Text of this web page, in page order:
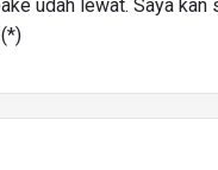
udah lewat. Saya